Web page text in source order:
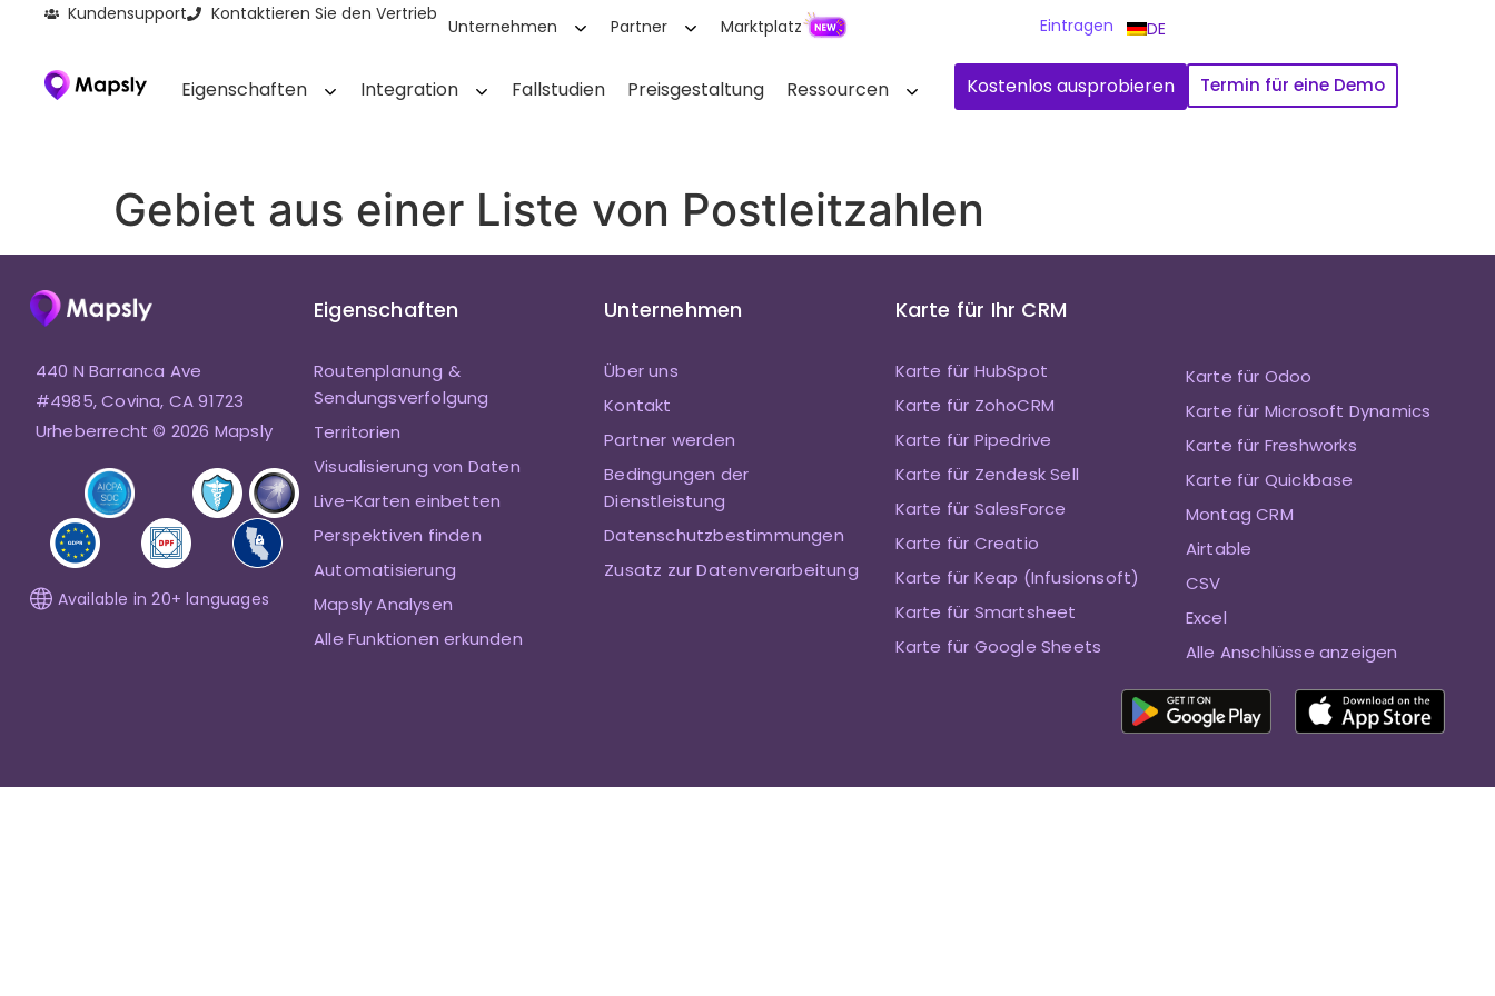
Kundensupport Kontaktieren Sie den Vertrieb
Unternehmen Partner Marktplatz Eintragen DE
Eigenschaften Integration Fallstudien Preisgestaltung Ressourcen Kostenlos ausprobieren Termin für eine Demo
Gebiet aus einer Liste von Postleitzahlen
440 N Barranca Ave
#4985, Covina, CA 91723
Urheberrecht © 2026 Mapsly
Available in 20+ languages
Eigenschaften
Routenplanung &
Sendungsverfolgung
Territorien
Visualisierung von Daten
Live-Karten einbetten
Perspektiven finden
Automatisierung
Mapsly Analysen
Alle Funktionen erkunden
Unternehmen
Über uns
Kontakt
Partner werden
Bedingungen der
Dienstleistung
Datenschutzbestimmungen
Zusatz zur Datenverarbeitung
Karte für Ihr CRM
Karte für HubSpot
Karte für ZohoCRM
Karte für Pipedrive
Karte für Zendesk Sell
Karte für SalesForce
Karte für Creatio
Karte für Keap (Infusionsoft)
Karte für Smartsheet
Karte für Google Sheets
Karte für Odoo
Karte für Microsoft Dynamics
Karte für Freshworks
Karte für Quickbase
Montag CRM
Airtable
CSV
Excel
Alle Anschlüsse anzeigen